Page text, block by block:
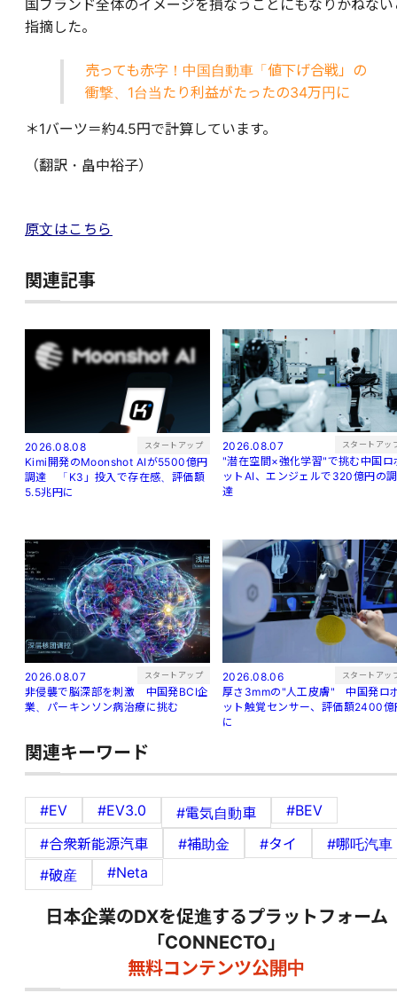
国ブランド全体のイメージを損なうことにもなりかねない
指摘した。
売っても赤字！中国自動車「値下げ合戦」の
衝撃、1台当たり利益がたったの34万円に
＊1バーツ＝約4.5円で計算しています。
（翻訳・畠中裕子）
原文はこちら
関連記事
2026.08.08 スタートアップ
Kimi開発のMoonshot AIが5500億円
調達 「K3」投入で存在感、評価額
5.5兆円に
2026.08.07 スタートアッ
"潜在空間×強化学習"で挑む中国ロ
ットAI、エンジェルで320億円の調
達
2026.08.07 スタートアップ
非侵襲で脳深部を刺激 中国発BCI企
業、パーキンソン病治療に挑む
2026.08.06 スタートアッ
厚さ3mmの"人工皮膚" 中国発ロ
ット触覚センサー、評価額2400億
に
関連キーワード
#EV #EV3.0 #電気自動車
#BEV
#合衆新能源汽車
#補助金 #タイ
#哪吒汽車
#破産
#Neta
日本企業のDXを促進するプラットフォーム
「CONNECTO」
無料コンテンツ公開中